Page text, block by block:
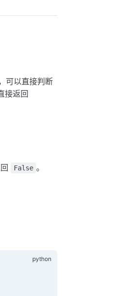
可以直接判断
接返回
False 。